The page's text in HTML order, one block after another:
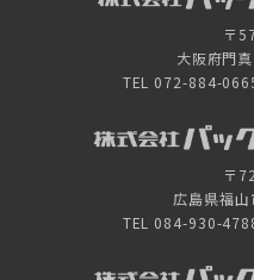
〒
大阪府門
TEL 072-884-
〒
広島県福
TEL 084-930-